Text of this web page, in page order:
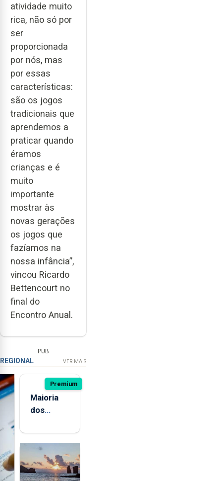
atividade muito
rica, não só por
ser
proporcionada
por nós, mas
por essas
características:
são os jogos
tradicionais que
aprendemos a
praticar quando
éramos
crianças e é
muito
importante
mostrar às
novas gerações
os jogos que
fazíamos na
nossa infância”,
vincou Ricardo
Bettencourt no
final do
Encontro Anual.
PUB
REGIONAL VER MAIS
Premium
Maioria
dos
quatro
ilhas dos
Açores já
consumiu